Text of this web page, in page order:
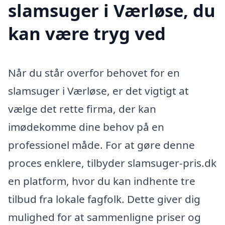
slamsuger i Værløse, du
kan være tryg ved
Når du står overfor behovet for en
slamsuger i Værløse, er det vigtigt at
vælge det rette firma, der kan
imødekomme dine behov på en
professionel måde. For at gøre denne
proces enklere, tilbyder slamsuger-pris.dk
en platform, hvor du kan indhente tre
tilbud fra lokale fagfolk. Dette giver dig
mulighed for at sammenligne priser og